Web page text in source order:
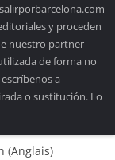
y proceden
nuestro partner
de forma no
a
o sustitución. Lo
(Anglais)